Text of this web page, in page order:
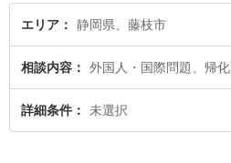
エリア 静岡県、藤枝市
相談内容 外国人・国際問題、帰化
詳細条件 未選択